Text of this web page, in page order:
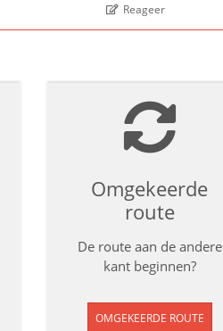
Reageer
Omgekeerde
route
De route aan de andere
kant beginnen?
OMGEKEERDE ROUTE